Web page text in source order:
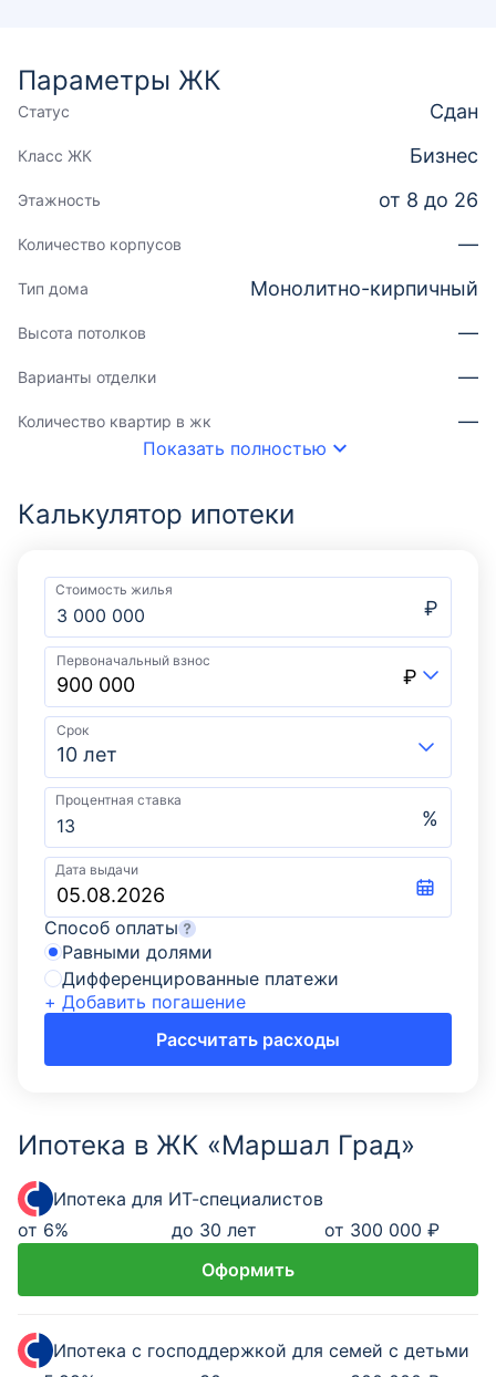
Параметры ЖК
Статус Сдан
Класс ЖК Бизнес
Этажность от 8 до 26
Количество корпусов —
Тип дома Монолитно-кирпичный
Высота потолков —
Варианты отделки —
Количество квартир в жк —
Показать полностью
Калькулятор ипотеки
Стоимость жилья
₽
Первоначальный взнос
₽
Срок
10 лет
Процентная ставка
%
Дата выдачи
Способ оплаты
Равными долями
Дифференцированные платежи
+ Добавить погашение
Рассчитать расходы
Ипотека в ЖК «Маршал Град»
Ипотека для ИТ-специалистов
от 6% до 30 лет
от 300 000 ₽
Оформить
Ипотека с господдержкой для семей с детьми